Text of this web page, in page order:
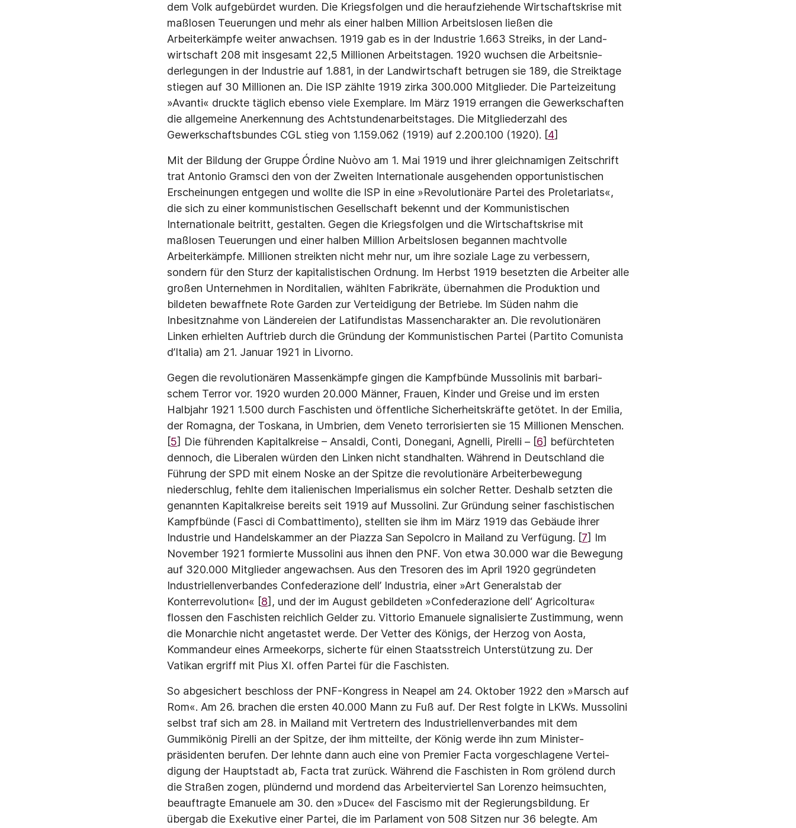
dem Volk aufgebürdet wurden. Die Kriegsfolgen und die heraufziehende Wirtschafts­krise mit
maßlosen Teuerungen und mehr als einer halben Million Arbeitslosen ließen die
Arbeiterkämpfe weiter anwachsen. 1919 gab es in der Industrie 1.663 Streiks, in der Land­
wirtschaft 208 mit insgesamt 22,5 Millionen Arbeitstagen. 1920 wuchsen die Arbeitsnie­
derlegungen in der Industrie auf 1.881, in der Landwirtschaft betrugen sie 189, die Streik­tage
stiegen auf 30 Millionen an. Die ISP zählte 1919 zirka 300.000 Mitglieder. Die Partei­zeitung
»Avanti« druckte täglich ebenso viele Exemplare. Im März 1919 errangen die Ge­werkschaften
die allgemeine Anerkennung des Achtstundenarbeitstages. Die Mitglieder­zahl des
Gewerkschaftsbundes CGL stieg von 1.159.062 (1919) auf 2.200.100 (1920). [4]
Mit der Bildung der Gruppe Órdine Nuòvo am 1. Mai 1919 und ihrer gleichnamigen Zeit­schrift
trat Antonio Gramsci den von der Zweiten Internationale ausgehenden opportunisti­schen
Erscheinungen entgegen und wollte die ISP in eine »Revolutionäre Partei des Prole­tariats«,
die sich zu einer kommunistischen Gesellschaft bekennt und der Kommunisti­schen
Internationale beitritt, gestalten. Gegen die Kriegsfolgen und die Wirtschaftskrise mit
maßlosen Teuerungen und einer halben Million Arbeitslosen begannen machtvolle
Arbeiterkämpfe. Millionen streikten nicht mehr nur, um ihre soziale Lage zu verbessern,
sondern für den Sturz der kapitalistischen Ordnung. Im Herbst 1919 besetzten die Arbeiter alle
großen Unternehmen in Norditalien, wählten Fabrikräte, übernahmen die Produktion und
bildeten bewaffnete Rote Garden zur Verteidigung der Betriebe. Im Süden nahm die
Inbesitznahme von Ländereien der Latifundistas Massencharakter an. Die revolutionären
Linken erhielten Auftrieb durch die Gründung der Kommunistischen Partei (Partito Comu­nista
d’Italia) am 21. Januar 1921 in Livorno.
Gegen die revolutionären Massenkämpfe gingen die Kampfbünde Mussolinis mit barbari­
schem Terror vor. 1920 wurden 20.000 Männer, Frauen, Kinder und Greise und im ersten
Halbjahr 1921 1.500 durch Faschisten und öffentliche Sicherheitskräfte getötet. In der Emilia,
der Romagna, der Toskana, in Umbrien, dem Veneto terrorisierten sie 15 Millionen Menschen.
[5] Die führenden Kapitalkreise – Ansaldi, Conti, Donegani, Agnelli, Pirelli – [6] befürchteten
dennoch, die Liberalen würden den Linken nicht standhalten. Während in Deutschland die
Führung der SPD mit einem Noske an der Spitze die revolutionäre Arbei­terbewegung
niederschlug, fehlte dem italienischen Imperialismus ein solcher Retter. Des­halb setzten die
genannten Kapitalkreise bereits seit 1919 auf Mussolini. Zur Gründung seiner faschistischen
Kampfbünde (Fasci di Combattimento), stellten sie ihm im März 1919 das Gebäude ihrer
Industrie und Handelskammer an der Piazza San Sepolcro in Mailand zu Verfügung. [7] Im
November 1921 formierte Mussolini aus ihnen den PNF. Von etwa 30.000 war die Bewegung
auf 320.000 Mitglieder angewachsen. Aus den Tresoren des im April 1920 gegründeten
Industriellenverbandes Confederazione dell’ Industria, einer »Art Generalstab der
Konterrevolution« [8], und der im August gebildeten »Confedera­zione dell‘ Agricoltura«
flossen den Faschisten reichlich Gelder zu. Vittorio Emanuele signa­lisierte Zustimmung, wenn
die Monarchie nicht angetastet werde. Der Vetter des Königs, der Herzog von Aosta,
Kommandeur eines Armeekorps, sicherte für einen Staatsstreich Unterstützung zu. Der
Vatikan ergriff mit Pius XI. offen Partei für die Faschisten.
So abgesichert beschloss der PNF-Kongress in Neapel am 24. Oktober 1922 den »Marsch auf
Rom«. Am 26. brachen die ersten 40.000 Mann zu Fuß auf. Der Rest folgte in LKWs. Mussolini
selbst traf sich am 28. in Mailand mit Vertretern des Industriellenverbandes mit dem
Gummikönig Pirelli an der Spitze, der ihm mitteilte, der König werde ihn zum Minister­
präsidenten berufen. Der lehnte dann auch eine von Premier Facta vorgeschlagene Vertei­
digung der Hauptstadt ab, Facta trat zurück. Während die Faschisten in Rom grölend durch
die Straßen zogen, plündernd und mordend das Arbeiterviertel San Lorenzo heimsuchten,
beauftragte Emanuele am 30. den »Duce« del Fascismo mit der Regierungsbildung. Er
übergab die Exekutive einer Partei, die im Parlament von 508 Sitzen nur 36 belegte. Am